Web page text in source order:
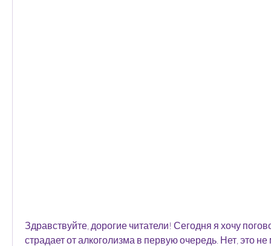
Здравствуйте, дорогие читатели! Сегодня я хочу
страдает от алкоголизма в первую очередь. Нет, это